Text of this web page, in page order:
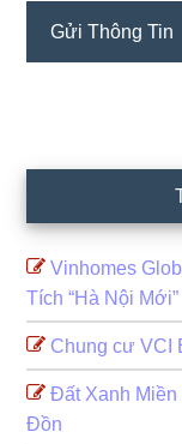
Vinhomes
Tích “Hà Nội Mới”
Chung cư VCI
Đất Xanh Miền
Đồn